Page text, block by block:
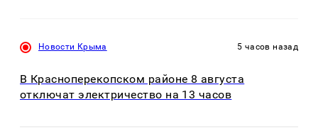
Новости Крыма 5 часов назад
В Красноперекопском районе 8 августа
отключат электричество на 13 часов